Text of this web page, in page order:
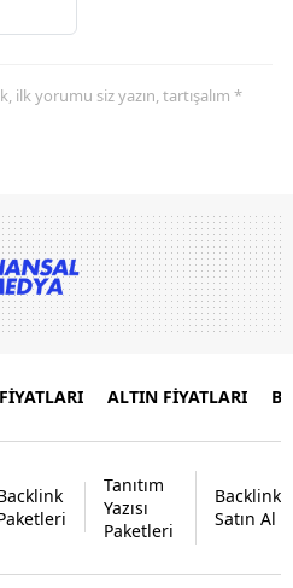
ilk yorumu siz yazın, tartışalım *
ALTIN FİYATLARI
Tanıtım
Yazısı
Paketleri
Backlink
Satın Al